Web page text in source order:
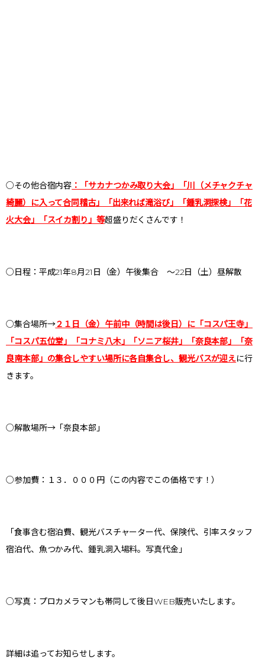
○その他合宿内容 ：「サカナつかみ取り大会」「川（メチャクチャ
綺麗）に入って合同稽古」「出来れば滝浴び」「鍾乳洞探検」「花
火大会」「スイカ割り」等超盛りだくさんです！
○日程：平成21年8月21日（金）午後集合 ～22日（土）昼解散
○集合場所→２１日（金）午前中（時間は後日）に「コスパ王寺」
「コスパ五位堂」「コナミ八木」「ソニア桜井」「奈良本部」「奈
良南本部」の集合しやすい場所に各自集合し、観光バスが迎えに行
きます。
○解散場所→「奈良本部」
○参加費：１３．０００円（この内容でこの価格です！）
「食事含む宿泊費、観光バスチャーター代、保険代、引率スタッフ
宿泊代、魚つかみ代、鍾乳洞入場料。写真代金」
○写真：プロカメラマンも帯同して後日WEB販売いたします。
詳細は追ってお知らせします。